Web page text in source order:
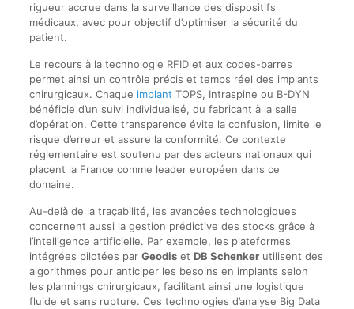
rigueur accrue dans la surveillance des dispositifs
médicaux, avec pour objectif d’optimiser la sécurité du
patient.
Le recours à la technologie RFID et aux codes-barres
permet ainsi un contrôle précis et temps réel des implants
chirurgicaux. Chaque implant TOPS, Intraspine ou B-DYN
bénéficie d’un suivi individualisé, du fabricant à la salle
d’opération. Cette transparence évite la confusion, limite le
risque d’erreur et assure la conformité. Ce contexte
réglementaire est soutenu par des acteurs nationaux qui
placent la France comme leader européen dans ce
domaine.
Au-delà de la traçabilité, les avancées technologiques
concernent aussi la gestion prédictive des stocks grâce à
l’intelligence artificielle. Par exemple, les plateformes
intégrées pilotées par Geodiset DB Schenkerutilisent des
algorithmes pour anticiper les besoins en implants selon
les plannings chirurgicaux, facilitant ainsi une logistique
fluide et sans rupture. Ces technologies d’analyse Big Data